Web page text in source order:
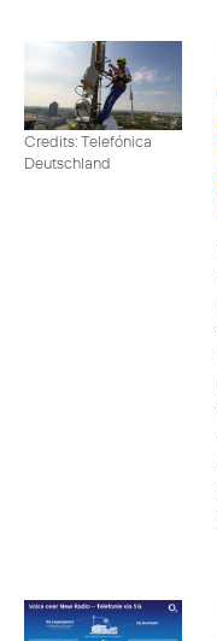
Credits: Telefónica
Deutschland